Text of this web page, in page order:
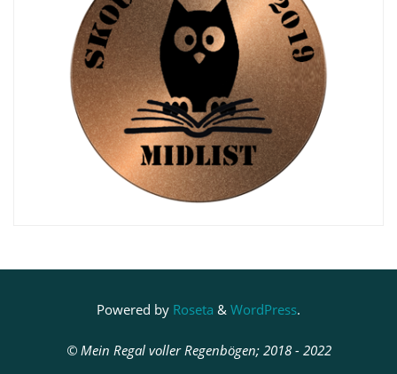
Powered by Roseta & WordPress.
© Mein Regal voller Regenbögen; 2018 - 2022